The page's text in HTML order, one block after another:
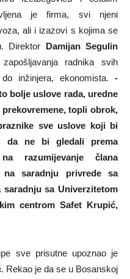
je firma, svi njeni
ali i izazovi s kojima se
Direktor Damijan Segulin
radnika svih
inžinjera, ekonomista. -
bolje uslove rada, uredne
topli obrok,
sve uslove koji bi
da ne bi gledali prema
razumijevanje člana
na saradnju privrede sa
sa Univerzitetom
centrom Safet Krupić,
sve prisutne upoznao je
. Rekao je da se u Bosanskoj